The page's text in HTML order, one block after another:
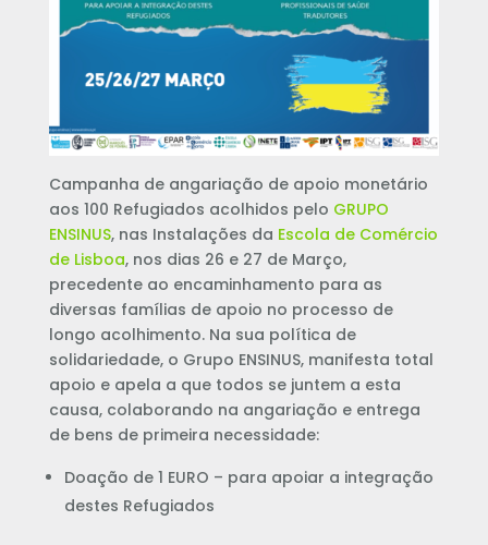
Campanha de angariação de apoio monetário
aos 100 Refugiados acolhidos pelo GRUPO
ENSINUS, nas Instalações da Escola de Comércio
de Lisboa, nos dias 26 e 27 de Março,
precedente ao encaminhamento para as
diversas famílias de apoio no processo de
longo acolhimento. Na sua política de
solidariedade, o Grupo ENSINUS, manifesta total
apoio e apela a que todos se juntem a esta
causa, colaborando na angariação e entrega
de bens de primeira necessidade:
Doação de 1 EURO – para apoiar a integração
destes Refugiados